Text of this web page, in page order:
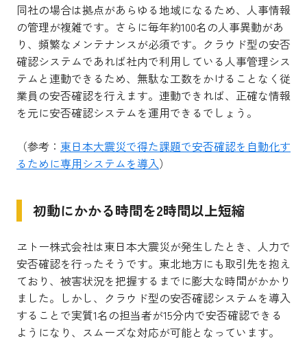
同社の場合は拠点があらゆる地域になるため、人事情報
の管理が複雑です。さらに毎年約100名の人事異動があ
り、頻繁なメンテナンスが必須です。クラウド型の安否
確認システムであれば社内で利用している人事管理シス
テムと連動できるため、無駄な工数をかけることなく従
業員の安否確認を行えます。連動できれば、正確な情報
を元に安否確認システムを運用できるでしょう。
（参考： 東日本大震災で得た課題で安否確認を自動化す
るために専用システムを導入）
初動にかかる時間を2時間以上短縮
ヱトー株式会社は東日本大震災が発生したとき、人力で
安否確認を行ったそうです。東北地方にも取引先を抱え
ており、被害状況を把握するまでに膨大な時間がかかり
ました。しかし、クラウド型の安否確認システムを導入
することで実質1名の担当者が15分内で安否確認できる
ようになり、スムーズな対応が可能となっています。